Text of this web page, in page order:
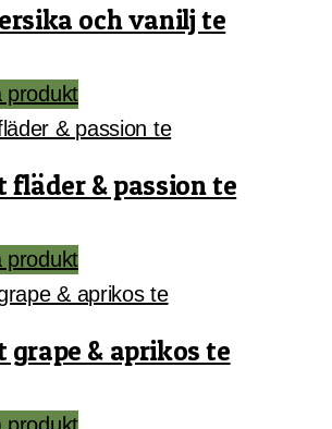
och vanilj te
produkt
fläder & passion te
produkt
grape & aprikos te